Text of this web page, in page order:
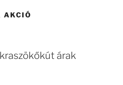
AKCIÓ
árak